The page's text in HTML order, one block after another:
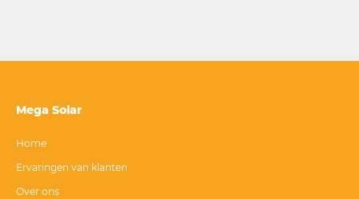
Mega Solar
Home
Ervaringen van klanten
Over ons